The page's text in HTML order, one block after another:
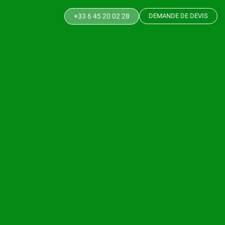
+33 6 45 20 02 28 DEMANDE DE DEVIS